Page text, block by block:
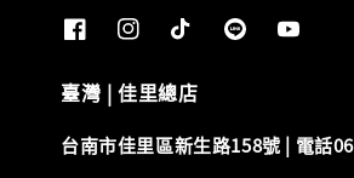
臺灣 | 佳里總店
台南市佳里區新生路158號 | 電話